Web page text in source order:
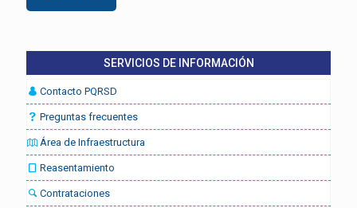
SERVICIOS DE INFORMACIÓN
Contacto PQRSD
Preguntas frecuentes
Área de Infraestructura
Reasentamiento
Contrataciones